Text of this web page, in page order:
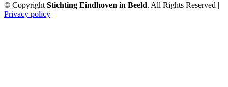
© CopyrightStichting Eindhoven in Beeld. All Rights Reserved |
Privacy policy